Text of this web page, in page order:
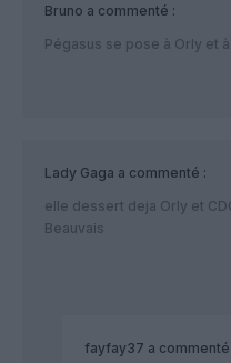
Bruno a commenté :
Pégasus se pose à Orly et
Lady Gaga a commenté :
elle dessert deja Orly et
Beauvais
fayfay37 a commenté